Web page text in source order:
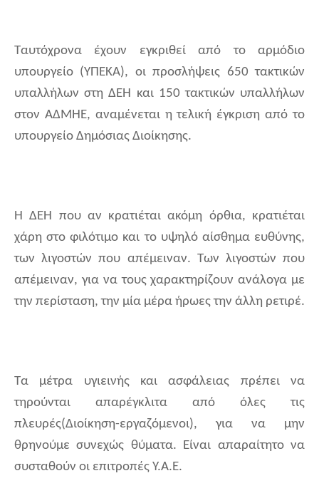
Ταυτόχρονα έχουν εγκριθεί από το αρμόδιο
υπουργείο (ΥΠΕΚΑ), οι προσλήψεις 650 τακτικών
υπαλλήλων στη ΔΕΗ και 150 τακτικών υπαλλήλων
στον ΑΔΜΗΕ, αναμένεται η τελική έγκριση από το
υπουργείο Δημόσιας Διοίκησης.
Η ΔΕΗ που αν κρατιέται ακόμη όρθια, κρατιέται
χάρη στο φιλότιμο και το υψηλό αίσθημα ευθύνης,
των λιγοστών που απέμειναν. Των λιγοστών που
απέμειναν, για να τους χαρακτηρίζουν ανάλογα με
την περίσταση, την μία μέρα ήρωες την άλλη ρετιρέ.
Τα μέτρα υγιεινής και ασφάλειας πρέπει να
τηρούνται απαρέγκλιτα από όλες τις
πλευρές(Διοίκηση-εργαζόμενοι), για να μην
θρηνούμε συνεχώς θύματα. Είναι απαραίτητο να
συσταθούν οι επιτροπές Υ.Α.Ε.